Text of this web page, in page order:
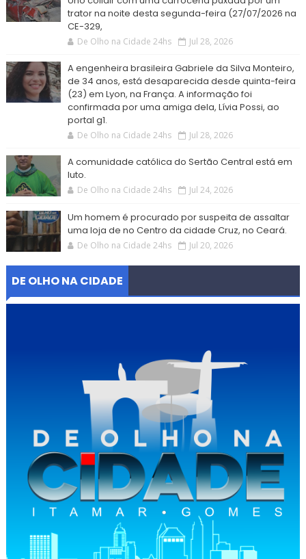
trator na noite desta segunda-feira (27/07/2026 na
CE-329,
De Olho na Cidade 24hs Jul 28, 2026
A engenheira brasileira Gabriele da Silva Monteiro,
de 34 anos, está desaparecida desde quinta-feira
(23) em Lyon, na França. A informação foi
confirmada por uma amiga dela, Lívia Possi, ao
portal g1.
De Olho na Cidade 24hs Jul 28, 2026
A comunidade católica do Sertão Central está em
luto.
De Olho na Cidade 24hs Jul 24, 2026
Um homem é procurado por suspeita de assaltar
uma loja de no Centro da cidade Cruz, no Ceará.
De Olho na Cidade 24hs Jul 20, 2026
DE OLHO NA CIDADE